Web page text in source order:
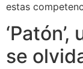
estas
se